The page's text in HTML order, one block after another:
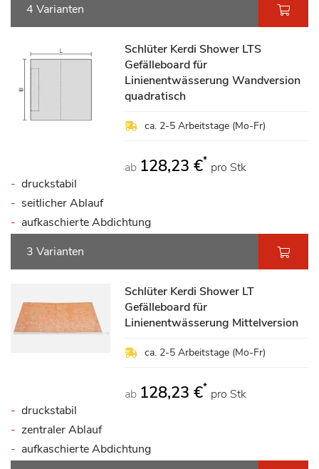
4 Varianten
Schlüter Kerdi Shower LTS
Gefälleboard für
Linienentwässerung Wandversion
quadratisch
ca. 2-5 Arbeitstage (Mo-Fr)
ab 128,23 €* pro Stk
druckstabil
seitlicher Ablauf
aufkaschierte Abdichtung
3 Varianten
Schlüter Kerdi Shower LT
Gefälleboard für
Linienentwässerung Mittelversion
ca. 2-5 Arbeitstage (Mo-Fr)
ab 128,23 €* pro Stk
druckstabil
zentraler Ablauf
aufkaschierte Abdichtung